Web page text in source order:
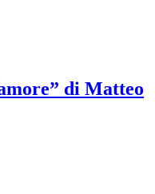
di Matteo